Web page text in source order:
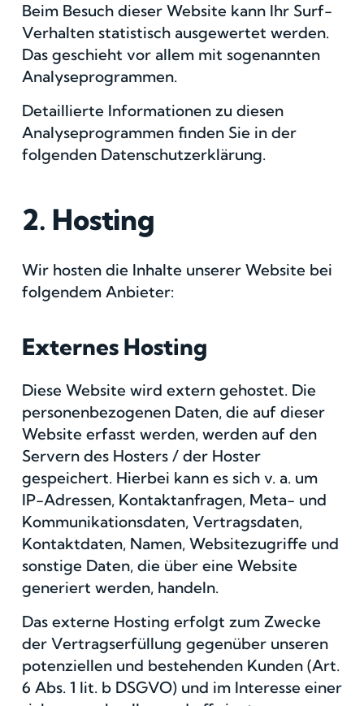
Beim Besuch dieser Website kann Ihr Surf-
Verhalten statistisch ausgewertet werden.
Das geschieht vor allem mit sogenannten
Analyseprogrammen.
Detaillierte Informationen zu diesen
Analyseprogrammen finden Sie in der
folgenden Datenschutzerklärung.
2. Hosting
Wir hosten die Inhalte unserer Website bei
folgendem Anbieter:
Externes Hosting
Diese Website wird extern gehostet. Die
personenbezogenen Daten, die auf dieser
Website erfasst werden, werden auf den
Servern des Hosters / der Hoster
gespeichert. Hierbei kann es sich v. a. um
IP-Adressen, Kontaktanfragen, Meta- und
Kommunikationsdaten, Vertragsdaten,
Kontaktdaten, Namen, Websitezugriffe und
sonstige Daten, die über eine Website
generiert werden, handeln.
Das externe Hosting erfolgt zum Zwecke
der Vertragserfüllung gegenüber unseren
potenziellen und bestehenden Kunden (Art.
6 Abs. 1 lit. b DSGVO) und im Interesse einer